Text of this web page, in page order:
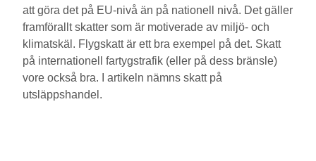
att göra det på EU-nivå än på nationell nivå. Det gäller
framförallt skatter som är motiverade av miljö- och
klimatskäl. Flygskatt är ett bra exempel på det. Skatt
på internationell fartygstrafik (eller på dess bränsle)
vore också bra. I artikeln nämns skatt på
utsläppshandel.